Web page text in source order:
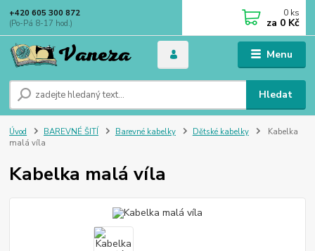
Menu
Hledat
+420 605 300 872
(Po-Pá 8-17 hod.)
0 ks
za 0 Kč
Úvod BAREVNÉ ŠITÍ Barevné kabelky Dětské kabelky
Kabelka
malá víla
Kabelka malá víla